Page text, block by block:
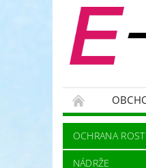
NÁDRŽE
OCHRANA
NÁDRŽE